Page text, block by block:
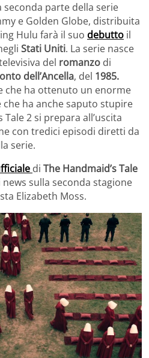
seconda parte della serie
e Golden Globe, distribuita
Hulu farà il suo debutto il
Stati Uniti. La serie nasce
del romanzo di
dell’Ancella, del 1985.
che ha ottenuto un enorme
ha anche saputo stupire
Tale 2 si prepara all’uscita
con tredici episodi diretti da
serie.
di The Handmaid’s Tale
sulla seconda stagione
Elizabeth Moss.